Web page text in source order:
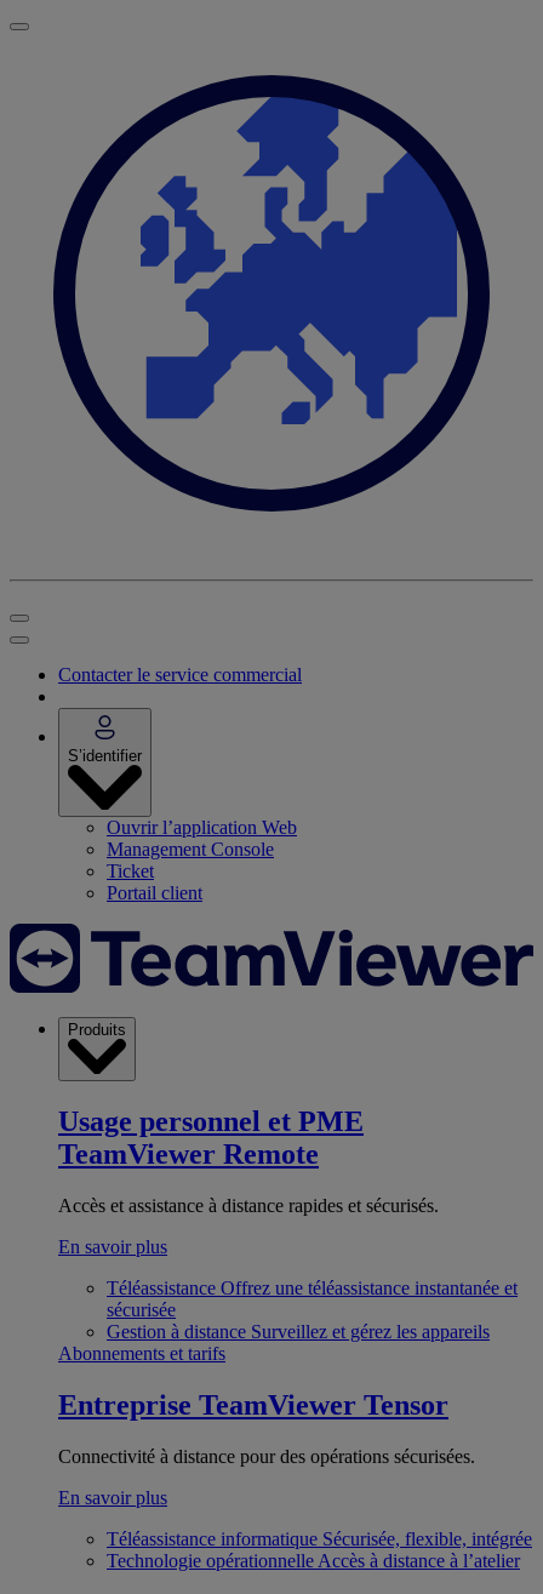
Contacter le service commercial
S’identifier
Ouvrir l’application Web
Management Console
Ticket
Portail client
Produits
Usage personnel et PME
TeamViewer Remote
Accès et assistance à distance rapides et sécurisés.
En savoir plus
Téléassistance Offrez une téléassistance instantanée et
sécurisée
Gestion à distance Surveillez et gérez les appareils
Abonnements et tarifs
Entreprise TeamViewer Tensor
Connectivité à distance pour des opérations sécurisées.
En savoir plus
Téléassistance informatique Sécurisée, flexible, intégrée
Technologie opérationnelle Accès à distance à l’atelier